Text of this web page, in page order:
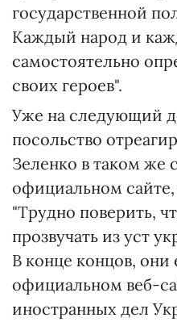
государственной
Каждый народ и
самостоятельно
своих героев".
Уже на следующий
посольство
Зеленко в таком же
официальном
"Трудно поверить,
прозвучать из уст
В конце концов,
официальном веб-
иностранных дел